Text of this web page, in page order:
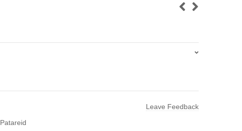
Leave Feedback
Patareid